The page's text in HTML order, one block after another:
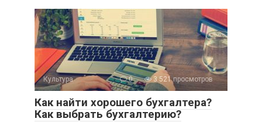
Культура 0 3 521 просмотров
Как найти хорошего бухгалтера?
Как выбрать бухгалтерию?